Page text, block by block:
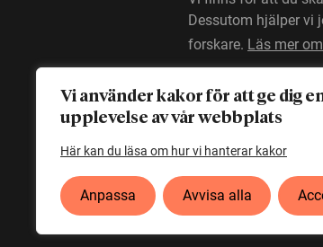
Vi använder kakor för att ge dig
upplevelse av vår webbplats
Här kan du läsa om hur vi hanterar kakor
Anpassa Avvisa alla
Dessutom hjälper vi
forskare. Läs mer